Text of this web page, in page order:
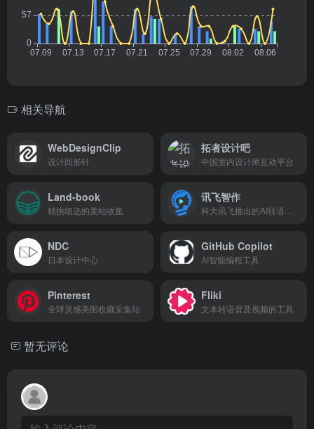
相关导航
WebDesignClip
设计回形针
拓者设计吧
中国室内设计师互动平台
Land-book
精挑细选的美站收集
讯飞智作
NDC
日本设计中心
GitHub Copilot
AI智能编程工具
Pinterest
全球灵感美图收藏采集站
Fliki
文本转语音及视频的工具
暂无评论